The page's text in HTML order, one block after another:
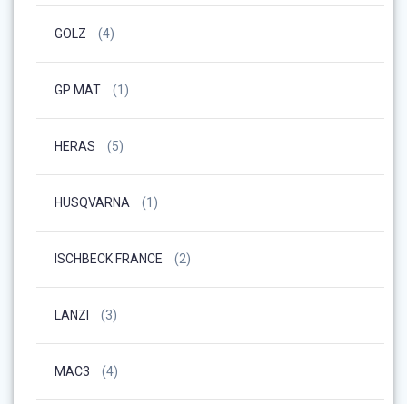
GOLZ (4)
GP MAT (1)
HERAS (5)
HUSQVARNA (1)
ISCHBECK FRANCE (2)
LANZI (3)
MAC3 (4)